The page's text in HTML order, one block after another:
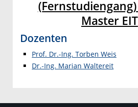
Master EIT
Dozenten
Prof. Dr.-Ing. Torben Weis
Dr.-Ing. Marian Waltereit